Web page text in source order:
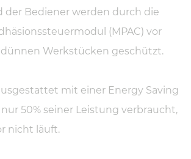
der Bediener werden durch die
(MPAC) vor
Werkstücken geschützt.
mit einer Energy Saving
nur 50% seiner Leistung verbraucht,
nicht läuft.